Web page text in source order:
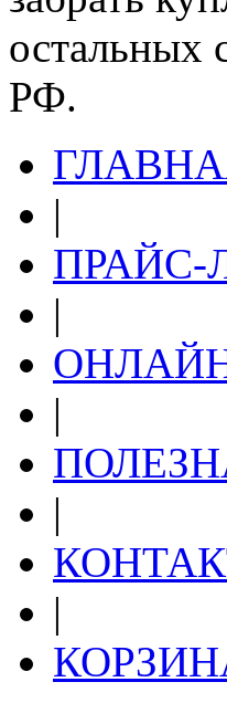
остальных
РФ.
|
ПРАЙС-
|
|
|
|